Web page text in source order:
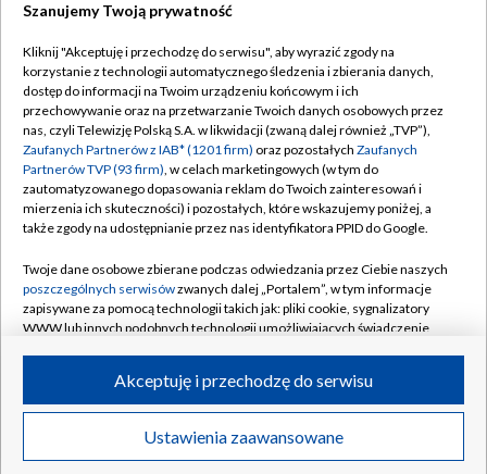
Szanujemy Twoją prywatność
Kliknij "Akceptuję i przechodzę do serwisu", aby wyrazić zgody na
korzystanie z technologii automatycznego śledzenia i zbierania danych,
dostęp do informacji na Twoim urządzeniu końcowym i ich
przechowywanie oraz na przetwarzanie Twoich danych osobowych przez
nas, czyli Telewizję Polską S.A. w likwidacji (zwaną dalej również „TVP”),
Zaufanych Partnerów z IAB* (1201 firm) oraz pozostałych Zaufanych
Partnerów TVP (93 firm), w celach marketingowych (w tym do
zautomatyzowanego dopasowania reklam do Twoich zainteresowań i
mierzenia ich skuteczności) i pozostałych, które wskazujemy poniżej, a
także zgody na udostępnianie przez nas identyfikatora PPID do Google.
Twoje dane osobowe zbierane podczas odwiedzania przez Ciebie naszych
poszczególnych serwisówzwanych dalej „Portalem”, w tym informacje
zapisywane za pomocą technologii takich jak: pliki cookie, sygnalizatory
WWW lub innych podobnych technologii umożliwiających świadczenie
ruchu w Internecie.
Twoje dane osobowe zbierane podczas odwiedzania przez Ciebie
poszczególnych serwisówna Portalu, takie jak adresy IP, identyfikatory
Ustawienia zaawansowane
Akceptuję i przechodzę do serwisu